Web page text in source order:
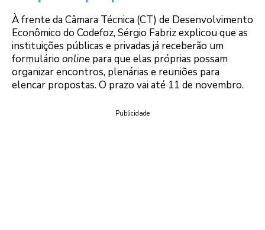
À frente da Câmara Técnica (CT) de Desenvolvimento
Econômico do Codefoz, Sérgio Fabriz explicou que as
instituições públicas e privadas já receberão um
formulário online para que elas próprias possam
organizar encontros, plenárias e reuniões para
elencar propostas. O prazo vai até 11 de novembro.
Publicidade